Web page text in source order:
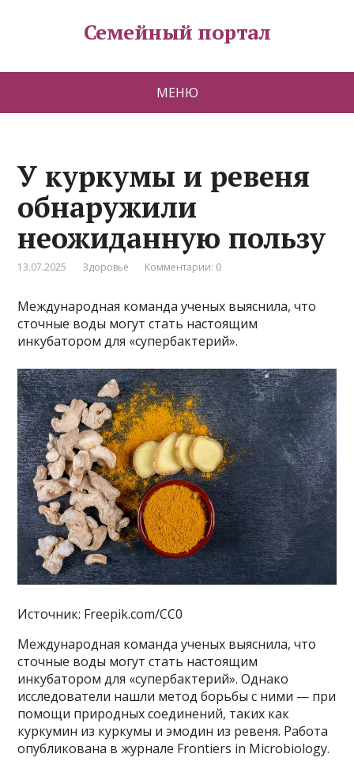
Семейный портал
МЕНЮ
У куркумы и ревеня
обнаружили
неожиданную пользу
13.07.2025 Здоровье Комментарии: 0
Международная команда ученых выяснила, что
сточные воды могут стать настоящим
инкубатором для «супербактерий».
Источник: Freepik.com/CC0
Международная команда ученых выяснила, что
сточные воды могут стать настоящим
инкубатором для «супербактерий». Однако
исследователи нашли метод борьбы с ними — при
помощи природных соединений, таких как
куркумин из куркумы и эмодин из ревеня. Работа
опубликована в журнале Frontiers in Microbiology.